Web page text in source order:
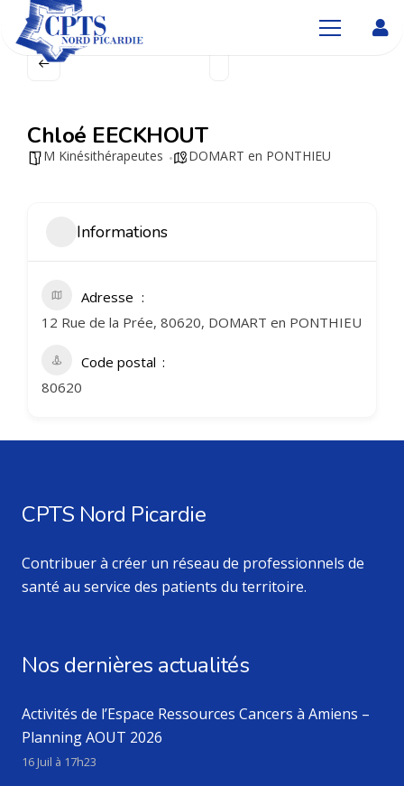
Chloé EECKHOUT
M Kinésithérapeutes DOMART en PONTHIEU
Informations
Adresse
12 Rue de la Prée, 80620, DOMART en PONTHIEU
Code postal
80620
CPTS Nord Picardie
Contribuer à créer un réseau de professionnels de
santé au service des patients du territoire.
Nos dernières actualités
Activités de l’Espace Ressources Cancers à Amiens –
Planning AOUT 2026
16 Juil à 17h23